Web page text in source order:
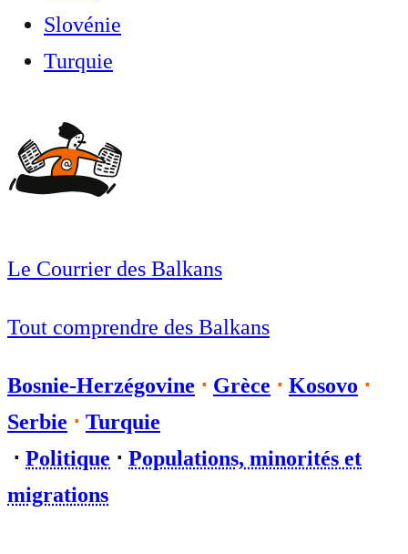
Slovénie
Turquie
Le Courrier des Balkans
Tout comprendre des Balkans
Bosnie-Herzégovine ⋅ Grèce ⋅ Kosovo ⋅
Serbie ⋅ Turquie
⋅ Politique ⋅ Populations, minorités et
migrations